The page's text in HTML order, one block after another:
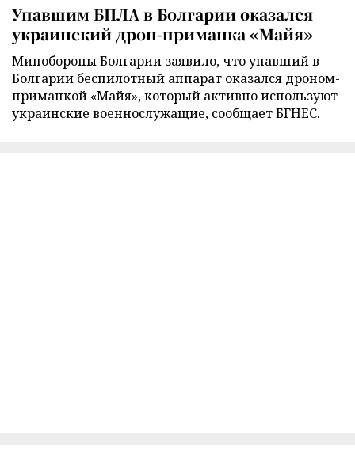
Упавшим БПЛА в Болгарии оказался
украинский дрон-приманка «Майя»
Минобороны Болгарии заявило, что упавший в
Болгарии беспилотный аппарат оказался дроном-
приманкой «Майя», который активно используют
украинские военнослужащие, сообщает БГНЕС.